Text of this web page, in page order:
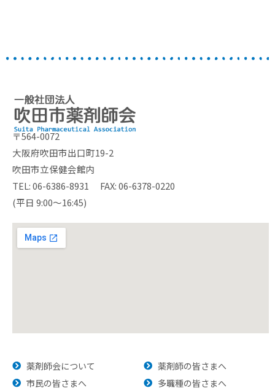
〒564-0072
大阪府吹田市出口町19-2
吹田市立保健会館内
TEL: 06-6386-8931 FAX: 06-6378-0220
(平日 9:00～16:45)
薬剤師会について
市民の皆さまへ
薬剤師の皆さまへ
多職種の皆さまへ